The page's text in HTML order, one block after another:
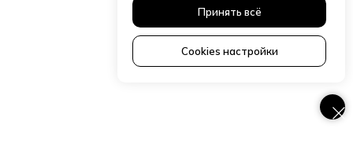
Принять всё
Cookies настройки